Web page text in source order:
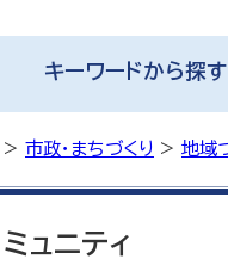
キーワードから探す
> 市政・まちづくり > 地域
ュニティ